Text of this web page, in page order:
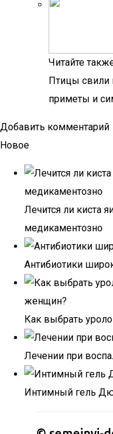
Читайте
Птицы свили
приметы и
Добавить комментарий
Новое
Лечится ли киста
медикаментозно
Антибиотики
Как выбрать
Лечении при
Интимный гель